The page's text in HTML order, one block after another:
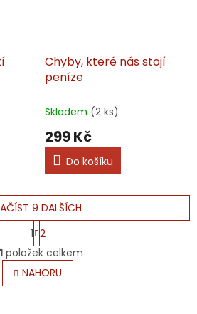
Chyby, které nás stojí
peníze
Skladem (2 ks)
299 Kč
Do košíku
O
v
l
á
9 DALŠÍCH
S
t
r
á
n
k
1 2
položek celkem
NAHORU